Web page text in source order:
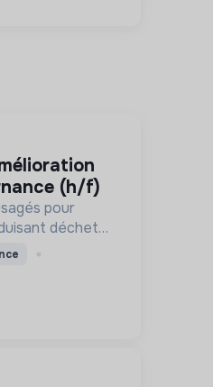
(h/f)
pour
déchets
l'économie
emplois ...